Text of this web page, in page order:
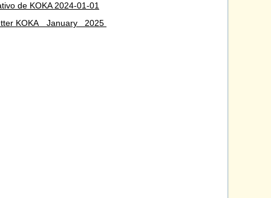
de KOKA 2024-01-01
KOKA January 2025